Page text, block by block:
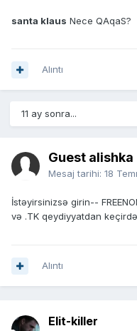
santa klaus Nece QAqaS?
Alıntı
11 ay sonra...
Guest alishka
Mesaj tarihi: 18
İstəyirsinizsə girin--
və .TK qeydiyyatdan
Alıntı
Elit-killer